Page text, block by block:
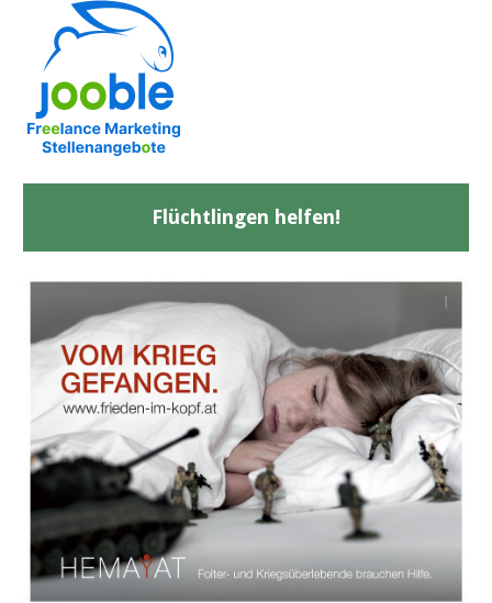
Flüchtlingen helfen!